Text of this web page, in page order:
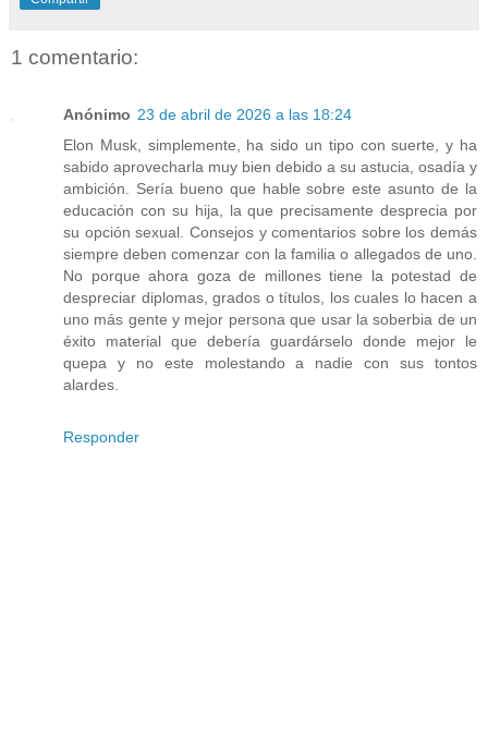
1 comentario:
Anónimo 23 de abril de 2026 a las 18:24
Elon Musk, simplemente, ha sido un tipo con suerte, y ha
sabido aprovecharla muy bien debido a su astucia, osadía y
ambición. Sería bueno que hable sobre este asunto de la
educación con su hija, la que precisamente desprecia por
su opción sexual. Consejos y comentarios sobre los demás
siempre deben comenzar con la familia o allegados de uno.
No porque ahora goza de millones tiene la potestad de
despreciar diplomas, grados o títulos, los cuales lo hacen a
uno más gente y mejor persona que usar la soberbia de un
éxito material que debería guardárselo donde mejor le
quepa y no este molestando a nadie con sus tontos
alardes.
Responder